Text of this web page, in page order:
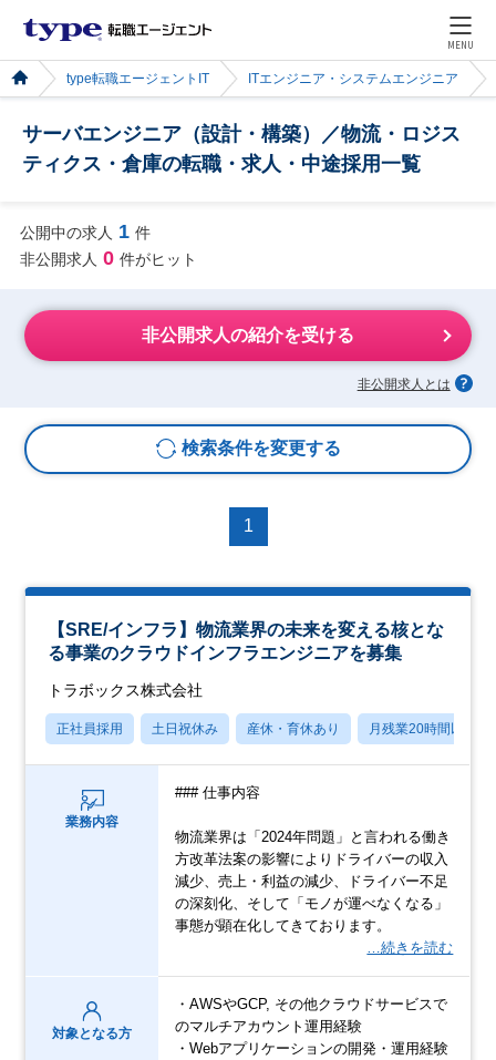
MENU
type転職エージェントIT ITエンジニア・システムエンジニア
サーバエンジニア（設計・構築）／物流・ロジス
ティクス・倉庫の転職・求人・中途採用一覧
公開中の求人 1 件
非公開求人 0 件がヒット
非公開求人の紹介を受ける
非公開求人とは
検索条件を変更する
1
【SRE/インフラ】物流業界の未来を変える核とな
る事業のクラウドインフラエンジニアを募集
トラボックス株式会社
正社員採用 土日祝休み 産休・育休あり 月残業20時間以内
業務内容
### 仕事内容
物流業界は「2024年問題」と言われる働き
方改革法案の影響によりドライバーの収入
減少、売上・利益の減少、ドライバー不足
の深刻化、そして「モノが運べなくなる」
事態が顕在化してきております。
…続きを読む
対象となる方
・AWSやGCP, その他クラウドサービスで
のマルチアカウント運用経験
・Webアプリケーションの開発・運用経験